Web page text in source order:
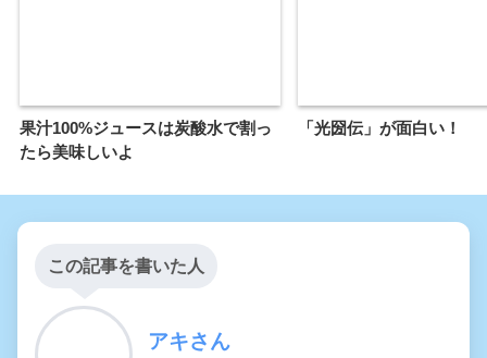
果汁100%ジュースは炭酸水で割っ
たら美味しいよ
「光圀伝」が面白い！
この記事を書いた人
アキさん